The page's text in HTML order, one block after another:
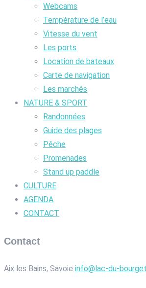
Webcams
Température de l’eau
Vitesse du vent
Les ports
Location de bateaux
Carte de navigation
Les marchés
NATURE & SPORT
Randonnées
Guide des plages
Pêche
Promenades
Stand up paddle
CULTURE
AGENDA
CONTACT
Contact
Aix les Bains, Savoie info@lac-du-